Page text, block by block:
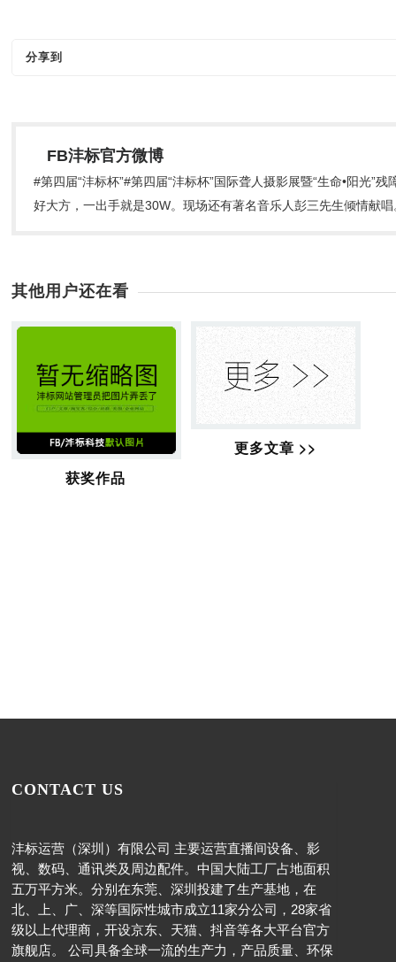
分享到
FB沣标官方微博
#第四届“沣标杯”#第四届“沣标杯”国际聋人摄影展暨“生命•阳光”
好大方，一出手就是30W。现场还有著名音乐人彭三先生倾情献
其他用户还在看
获奖作品
更多文章 >>
CONTACT US
沣标运营（深圳）有限公司 主要运营直播间设备、影
视、数码、通讯类及周边配件。中国大陆工厂占地面积
五万平方米。分别在东莞、深圳投建了生产基地，在
北、上、广、深等国际性城市成立11家分公司，28家省
级以上代理商，开设京东、天猫、抖音等各大平台官方
旗舰店。 公司具备全球一流的生产力，产品质量、环保